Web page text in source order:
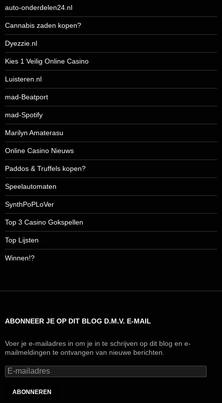
auto-onderdelen24.nl
Cannabis zaden kopen?
Dyezzie.nl
Kies 1 Veilig Online Casino
Luisteren.nl
mad-Beatport
mad-Spotify
Marilyn Amaterasu
Online Casino Nieuws
Paddos & Truffels kopen?
Speelautomaten
SynthPoPLoVer
Top 3 Casino Gokspellen
Top Lijsten
Winnen!?
ABONNEER JE OP DIT BLOG D.M.V. E-MAIL
Voer je e-mailadres in om je in te schrijven op dit blog en e-
mailmeldingen te ontvangen van nieuwe berichten.
E-
mailadres
ABONNEREN